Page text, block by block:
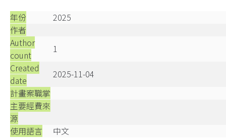
年份
2025
作者
Author
count
1
Created
date
2025-11-04
計畫案職掌
主要經費來
源
使用語言
中文